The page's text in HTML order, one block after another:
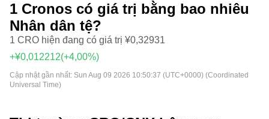
1 Cronos có giá trị bằng bao nhiêu
Nhân dân tệ?
1 CRO hiện đang có giá trị ¥0,32931
+¥0,012212(+4,00%)
Cập nhật gần nhất: Sun Aug 09 2026 10:50:37 (UTC+0000) (Coordinated
Universal Time)